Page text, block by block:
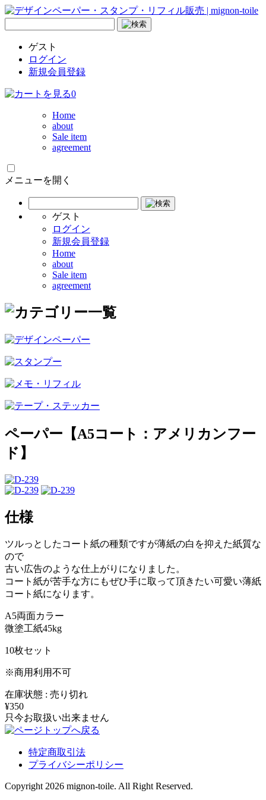
ゲスト
ログイン
新規会員登録
0
Home
about
Sale item
agreement
メニューを開く
ゲスト
ログイン
新規会員登録
Home
about
Sale item
agreement
ペーパー【A5コート：アメリカンフー
ド】
仕様
ツルっとしたコート紙の種類ですが薄紙の白を抑えた紙質な
ので
古い広告のような仕上がりになりました。
コート紙が苦手な方にもぜひ手に取って頂きたい可愛い薄紙
コート紙になります。
A5両面カラー
微塗工紙45kg
10枚セット
※商用利用不可
在庫状態 : 売り切れ
¥350
只今お取扱い出来ません
特定商取引法
プライバシーポリシー
Copyright 2026 mignon-toile. All Right Reserved.